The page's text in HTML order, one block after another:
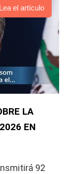
Lea el artículo
LA
EN
92